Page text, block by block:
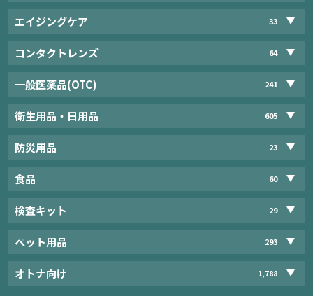
エイジングケア 33
コンタクトレンズ 64
一般医薬品(OTC) 241
衛生用品・日用品 605
防災用品 23
食品 60
検査キット 29
ペット用品 293
オトナ向け 1,788